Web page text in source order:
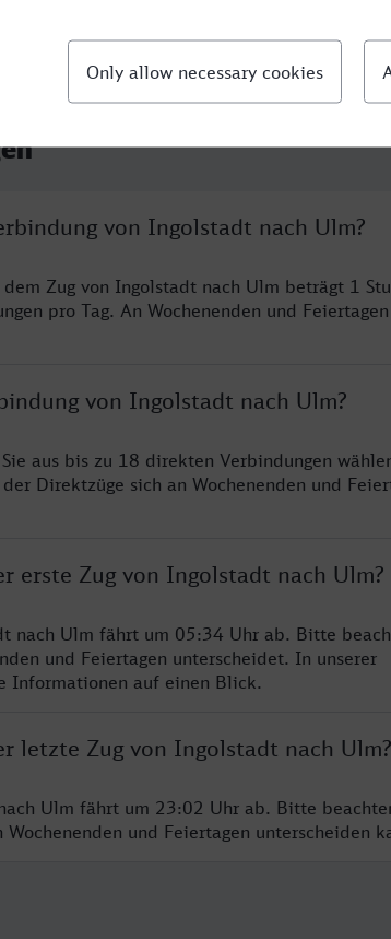
von Ingolstadt nach Ulm?
Zug von Ingolstadt nach Ulm beträgt 1
pro Tag. An Wochenenden und
von Ingolstadt nach Ulm?
aus bis zu 18 direkten Verbindungen
Direktzüge sich an Wochenenden und
erste Zug von Ingolstadt nach Ulm?
nach Ulm fährt um 05:34 Uhr ab. Bitte
und Feiertagen unterscheidet. In unserer
Informationen auf einen Blick.
letzte Zug von Ingolstadt nach Ulm?
Ulm fährt um 23:02 Uhr ab. Bitte
und Feiertagen unterscheiden